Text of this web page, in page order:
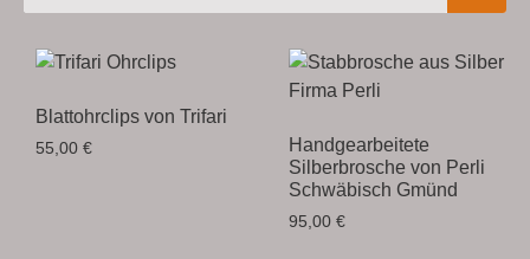
Blattohrclips von Trifari
55,00 €
Handgearbeitete
Silberbrosche von Perli
Schwäbisch Gmünd
95,00 €